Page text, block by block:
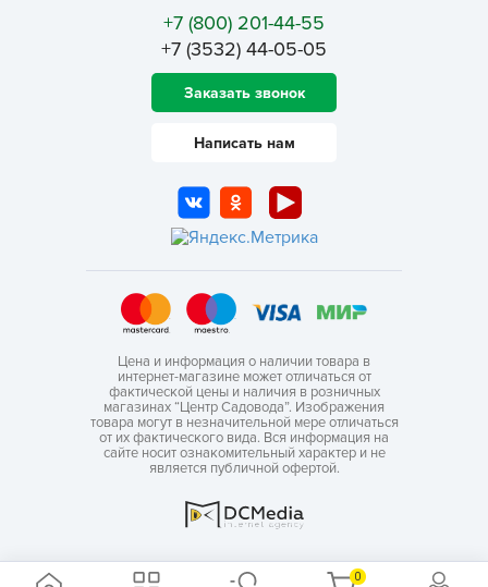
0
+7 (800) 201-44-55
+7 (3532) 44-05-05
Заказать звонок
Написать нам
Цена и информация о наличии товара в
интернет-магазине может отличаться от
фактической цены и наличия в розничных
магазинах “Центр Садовода”. Изображения
товара могут в незначительной мере отличаться
от их фактического вида. Вся информация на
сайте носит ознакомительный характер и не
является публичной офертой.